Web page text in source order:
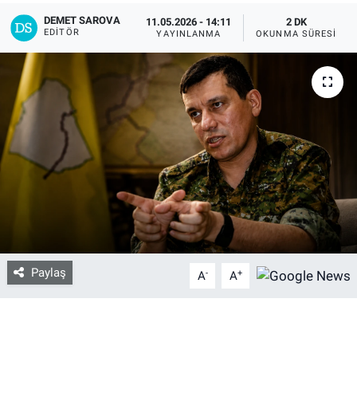
DEMET SAROVA
EDITÖR
11.05.2026 - 14:11
YAYINLANMA
2 DK
OKUNMA SÜRESI
Paylaş A- A+
MANŞET
RESMİ İLANLAR
İLAN
Bize ulaşın
İletişim/Künye
Gözden Kaçmasın